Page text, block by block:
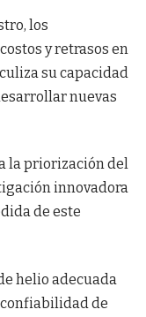
los
y retrasos en
su capacidad
nuevas
la priorización del
innovadora
de este
helio adecuada
de